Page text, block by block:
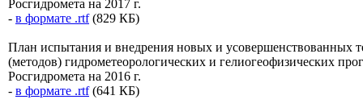
Росгидромета на 2017 г.
- в формате .rtf(829 КБ)
План испытания и внедрения новых и усовершенствованных
(методов) гидрометеорологических и гелиогеофизических
Росгидромета на 2016 г.
- в формате .rtf(641 КБ)